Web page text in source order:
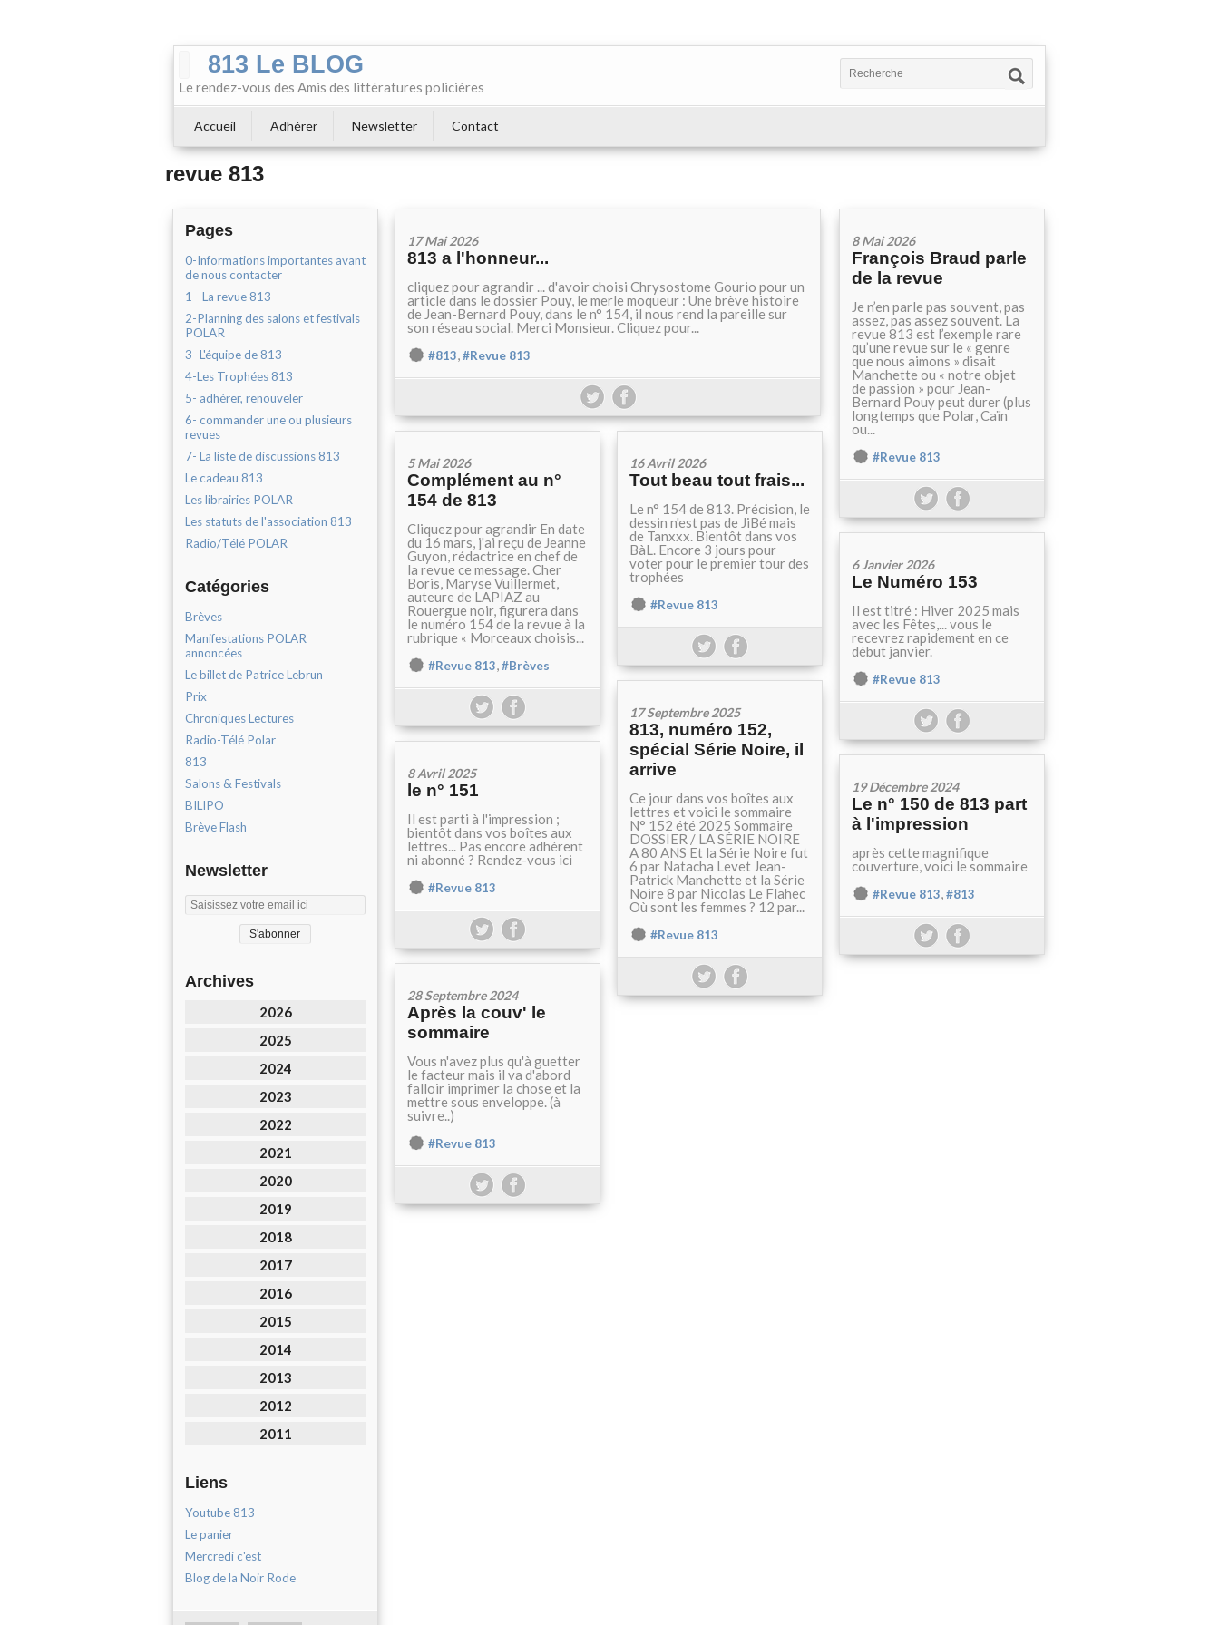
813 Le BLOG
Le rendez-vous des Amis des littératures policières
Accueil Adhérer Newsletter Contact
revue 813
Pages
0-Informations importantes avant
de nous contacter
1 - La revue 813
2-Planning des salons et festivals
POLAR
3- L'équipe de 813
4-Les Trophées 813
5- adhérer, renouveler
6- commander une ou plusieurs
revues
7- La liste de discussions 813
Le cadeau 813
Les librairies POLAR
Les statuts de l'association 813
Radio/Télé POLAR
Catégories
Brèves
Manifestations POLAR
annoncées
Le billet de Patrice Lebrun
Prix
Chroniques Lectures
Radio-Télé Polar
813
Salons & Festivals
BILIPO
Brève Flash
Newsletter
Archives
2026
2025
2024
2023
2022
2021
2020
2019
2018
2017
2016
2015
2014
2013
2012
2011
Liens
Youtube 813
Le panier
Mercredi c'est
Blog de la Noir Rode
17 Mai 2026
813 a l'honneur...
cliquez pour agrandir ... d'avoir choisi Chrysostome Gourio pour un
article dans le dossier Pouy, le merle moqueur : Une brève histoire
de Jean-Bernard Pouy, dans le n° 154, il nous rend la pareille sur
son réseau social. Merci Monsieur. Cliquez pour...
#813,#Revue 813
8 Mai 2026
François Braud parle
de la revue
Je n’en parle pas souvent, pas
assez, pas assez souvent. La
revue 813 est l’exemple rare
qu’une revue sur le « genre
que nous aimons » disait
Manchette ou « notre objet
de passion » pour Jean-
Bernard Pouy peut durer (plus
longtemps que Polar, Caïn
ou...
#Revue 813
5 Mai 2026
Complément au n°
154 de 813
Cliquez pour agrandir En date
du 16 mars, j'ai reçu de Jeanne
Guyon, rédactrice en chef de
la revue ce message. Cher
Boris, Maryse Vuillermet,
auteure de LAPIAZ au
Rouergue noir, figurera dans
le numéro 154 de la revue à la
rubrique « Morceaux choisis...
#Revue 813,#Brèves
16 Avril 2026
Tout beau tout frais...
Le n° 154 de 813. Précision, le
dessin n'est pas de JiBé mais
de Tanxxx. Bientôt dans vos
BàL. Encore 3 jours pour
voter pour le premier tour des
trophées
#Revue 813
6 Janvier 2026
Le Numéro 153
Il est titré : Hiver 2025 mais
avec les Fêtes,... vous le
recevrez rapidement en ce
début janvier.
#Revue 813
17 Septembre 2025
813, numéro 152,
spécial Série Noire, il
arrive
Ce jour dans vos boîtes aux
lettres et voici le sommaire
N° 152 été 2025 Sommaire
DOSSIER / LA SÉRIE NOIRE
A 80 ANS Et la Série Noire fut
6 par Natacha Levet Jean-
Patrick Manchette et la Série
Noire 8 par Nicolas Le Flahec
Où sont les femmes ? 12 par...
#Revue 813
8 Avril 2025
le n° 151
Il est parti à l'impression ;
bientôt dans vos boîtes aux
lettres... Pas encore adhérent
ni abonné ? Rendez-vous ici
#Revue 813
19 Décembre 2024
Le n° 150 de 813 part
à l'impression
après cette magnifique
couverture, voici le sommaire
#Revue 813,#813
28 Septembre 2024
Après la couv' le
sommaire
Vous n'avez plus qu'à guetter
le facteur mais il va d'abord
falloir imprimer la chose et la
mettre sous enveloppe. (à
suivre..)
#Revue 813